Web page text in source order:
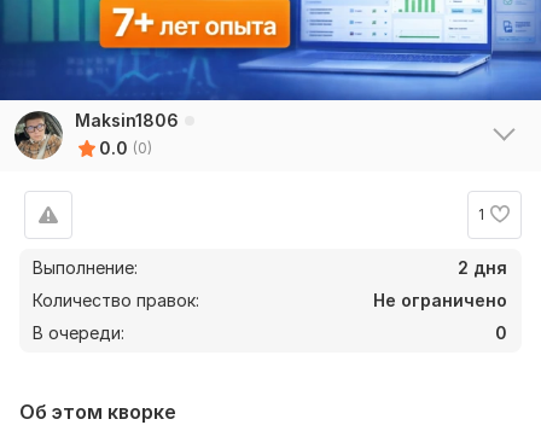
Maksin1806
0.0 (0)
1
Выполнение:
2 дня
Количество правок:
Не ограничено
В очереди:
0
Об этом кворке